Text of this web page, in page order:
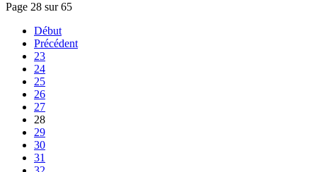
Page 28 sur 65
Début
Précédent
23
24
25
26
27
28
29
30
31